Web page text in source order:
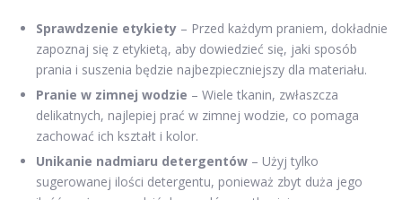
Sprawdzenie etykiety – Przed każdym praniem, dokładnie
zapoznaj się z etykietą, aby dowiedzieć się, jaki sposób
prania i suszenia będzie najbezpieczniejszy dla materiału.
Pranie w zimnej wodzie – Wiele tkanin, zwłaszcza
delikatnych, najlepiej prać w zimnej wodzie, co pomaga
zachować ich kształt i kolor.
Unikanie nadmiaru detergentów – Użyj tylko
sugerowanej ilości detergentu, ponieważ zbyt duża jego